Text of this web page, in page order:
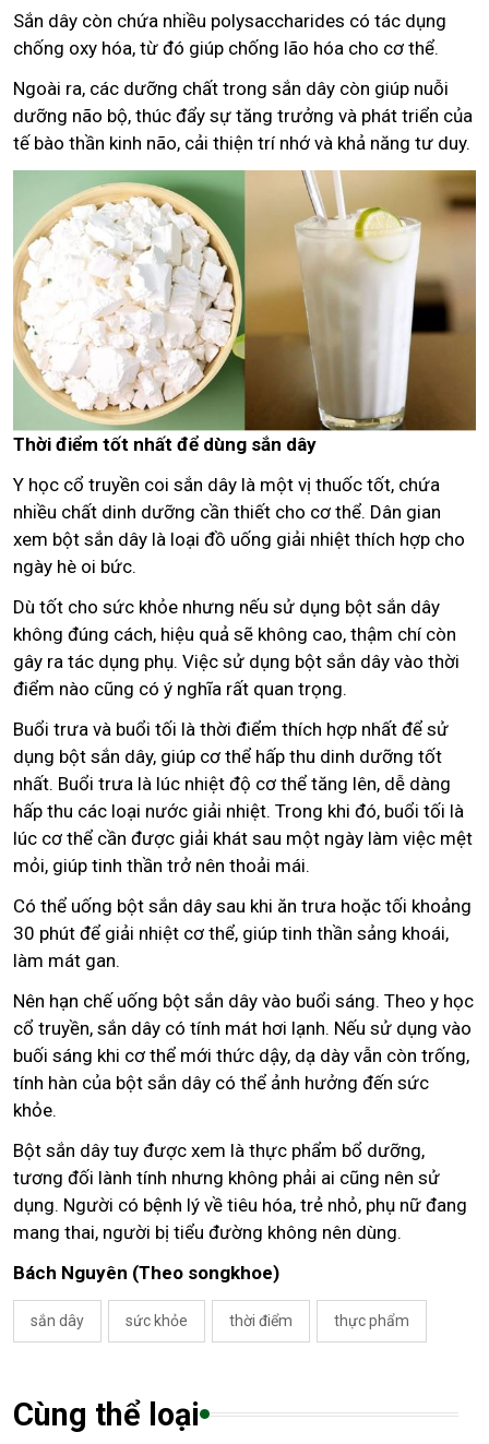
Sắn dây còn chứa nhiều polysaccharides có tác dụng
chống oxy hóa, từ đó giúp chống lão hóa cho cơ thể.
Ngoài ra, các dưỡng chất trong sắn dây còn giúp nuỗi
dưỡng não bộ, thúc đẩy sự tăng trưởng và phát triển của
tế bào thần kinh não, cải thiện trí nhớ và khả năng tư duy.
Thời điểm tốt nhất để dùng sắn dây
Y học cổ truyền coi sắn dây là một vị thuốc tốt, chứa
nhiều chất dinh dưỡng cần thiết cho cơ thể. Dân gian
xem bột sắn dây là loại đồ uống giải nhiệt thích hợp cho
ngày hè oi bức.
Dù tốt cho sức khỏe nhưng nếu sử dụng bột sắn dây
không đúng cách, hiệu quả sẽ không cao, thậm chí còn
gây ra tác dụng phụ. Việc sử dụng bột sắn dây vào thời
điểm nào cũng có ý nghĩa rất quan trọng.
Buổi trưa và buổi tối là thời điểm thích hợp nhất để sử
dụng bột sắn dây, giúp cơ thể hấp thu dinh dưỡng tốt
nhất. Buổi trưa là lúc nhiệt độ cơ thể tăng lên, dễ dàng
hấp thu các loại nước giải nhiệt. Trong khi đó, buổi tối là
lúc cơ thể cần được giải khát sau một ngày làm việc mệt
mỏi, giúp tinh thần trở nên thoải mái.
Có thể uống bột sắn dây sau khi ăn trưa hoặc tối khoảng
30 phút để giải nhiệt cơ thể, giúp tinh thần sảng khoái,
làm mát gan.
Nên hạn chế uống bột sắn dây vào buổi sáng. Theo y học
cổ truyền, sắn dây có tính mát hơi lạnh. Nếu sử dụng vào
buối sáng khi cơ thể mới thức dậy, dạ dày vẫn còn trống,
tính hàn của bột sắn dây có thể ảnh hưởng đến sức
khỏe.
Bột sắn dây tuy được xem là thực phẩm bổ dưỡng,
tương đối lành tính nhưng không phải ai cũng nên sử
dụng. Người có bệnh lý về tiêu hóa, trẻ nhỏ, phụ nữ đang
mang thai, người bị tiểu đường không nên dùng.
Bách Nguyên (Theo songkhoe)
sắn dây sức khỏe thời điểm thực phẩm
Cùng thể loại